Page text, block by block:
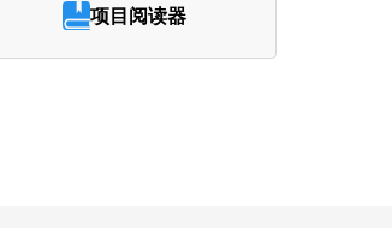
项目阅读器